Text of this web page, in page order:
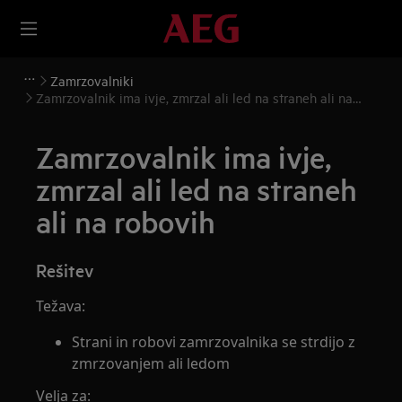
Zamrzovalniki
Zamrzovalnik ima ivje, zmrzal ali led na straneh ali na
Zamrzovalnik ima ivje,
zmrzal ali led na straneh
ali na robovih
Rešitev
Težava:
Strani in robovi zamrzovalnika se strdijo z
zmrzovanjem ali ledom
Velja za: